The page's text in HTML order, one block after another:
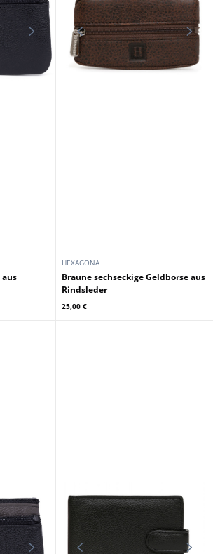
HEXAGONA
Braune sechseckige Geldborse aus
Rindsleder
25,00 €